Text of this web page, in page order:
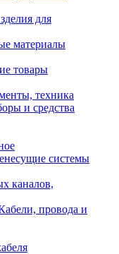
для
материалы
товары
техника
и средства
системы
каналов,
провода и